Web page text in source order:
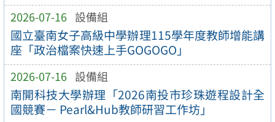
2026-07-16 設備組
國立臺南女子高級中學辦理115學年度教師增能講
座「政治檔案快速上手GOGOGO」
2026-07-16 設備組
南開科技大學辦理「2026南投市珍珠遊程設計全
國競賽－ Pearl&Hub教師研習工作坊」